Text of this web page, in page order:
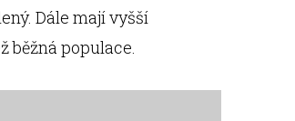
Dále mají vyšší
běžná populace.